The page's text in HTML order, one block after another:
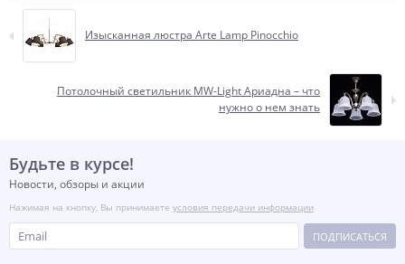
Изысканная люстра Arte Lamp Pinocchio
Потолочный светильник MW-Light Ариадна – что
нужно о нем знать
Будьте в курсе!
Новости, обзоры и акции
Нажимая на кнопку, Вы принимаете условия передачи информации
ПОДПИСАТЬСЯ